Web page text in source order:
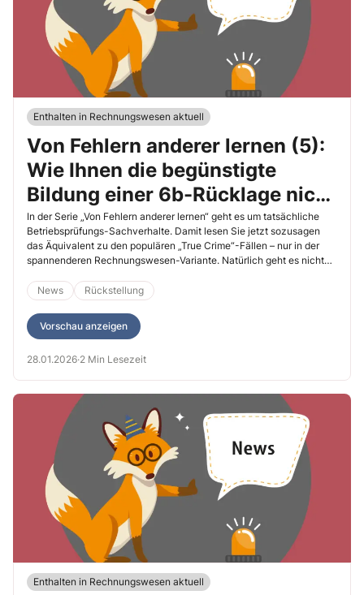
Enthalten in Rechnungswesen aktuell
Von Fehlern anderer lernen (5):
Wie Ihnen die begünstigte
Bildung einer 6b-Rücklage nicht
durch das
Teileinkünfteverfahren
nachträglich auf die Füße fällt
In der Serie „Von Fehlern anderer lernen“ geht es um tatsächliche
Betriebsprüfungs-Sachverhalte. Damit lesen Sie jetzt sozusagen
das Äquivalent zu den populären „True Crime“-Fällen – nur in der
spannenderen Rechnungswesen-Variante. Natürlich geht es nicht
zu vermeiden. Diesmal behandeln wir die Kombination aus
Teileinkünfteverfahren und 6b-Rücklage.
News Rückstellung
Vorschau anzeigen
28.01.2026·2 Min Lesezeit
Enthalten in Rechnungswesen aktuell